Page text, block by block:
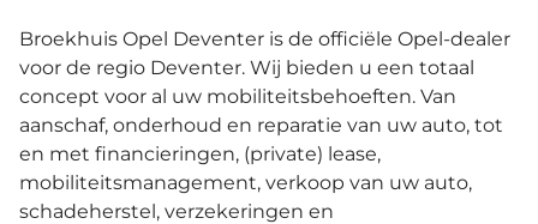
Broekhuis Opel Deventer is de officiële Opel-dealer
voor de regio Deventer. Wij bieden u een totaal
concept voor al uw mobiliteitsbehoeften. Van
aanschaf, onderhoud en reparatie van uw auto, tot
en met financieringen, (private) lease,
mobiliteitsmanagement, verkoop van uw auto,
schadeherstel, verzekeringen en